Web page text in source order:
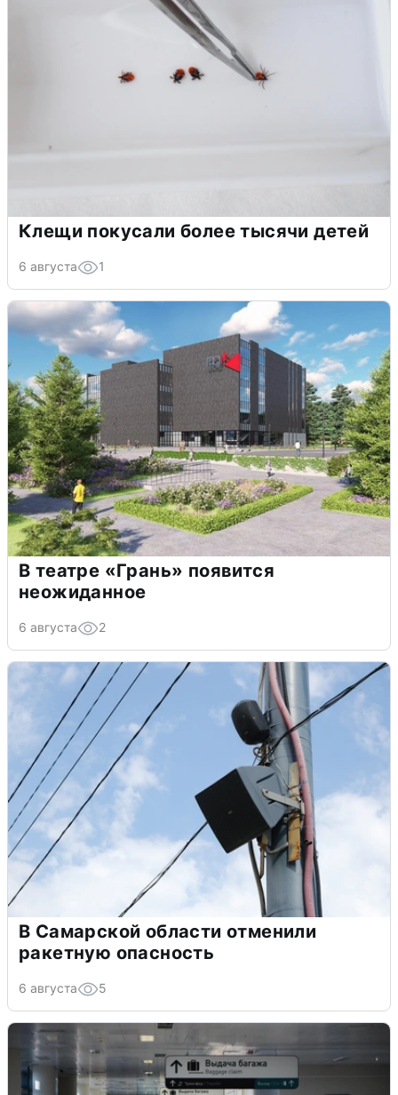
Клещи покусали более тысячи детей
6 августа 1
В театре «Грань» появится
неожиданное
6 августа 2
В Самарской области отменили
ракетную опасность
6 августа 5